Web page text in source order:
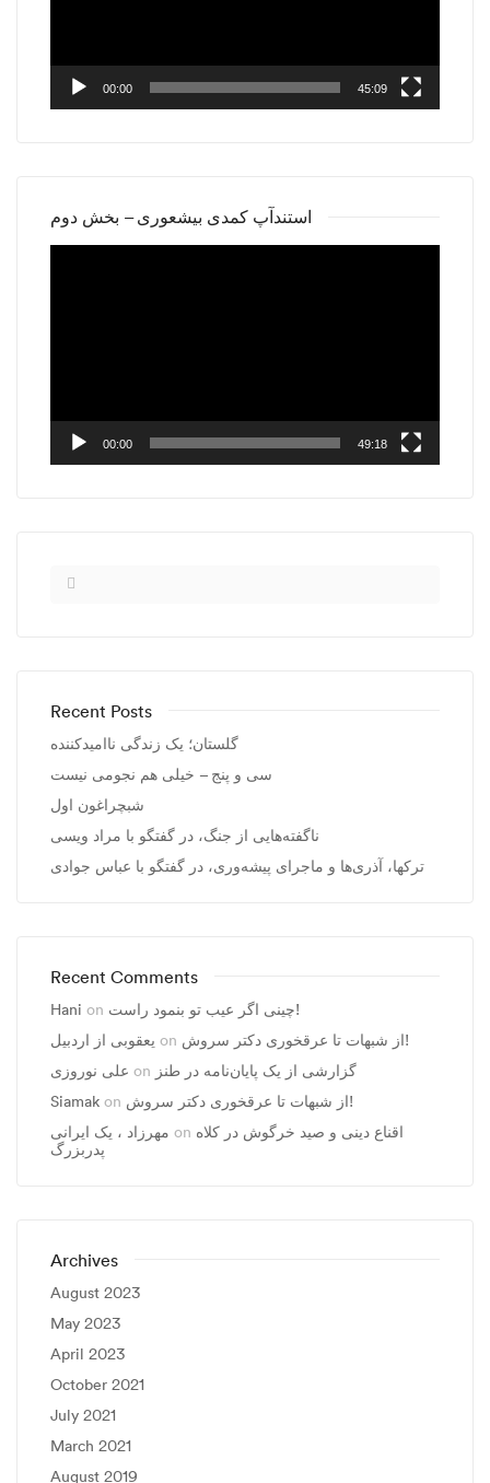
00:00 45:09
استندآپ کمدی بیشعوری – بخش دوم
00:00 49:18
Recent Posts
گلستان؛ یک زندگی ناامیدکننده
سی و پنج – خیلی هم نجومی نیست
شبچراغون اول
ناگفته‌هایی از جنگ، در گفتگو با مراد ویسی
ترکها، آذری‌ها و ماجرای پیشه‌وری، در گفتگو با عباس جوادی
Recent Comments
Hani on
چینی اگر عیب تو بنمود راست!
یعقوبی از اردبیل on
از شبهات تا عرقخوری دکتر سروش!
علی نوروزی on گزارشی از یک پایان‌نامه در طنز
Siamak on
از شبهات تا عرقخوری دکتر سروش!
مهرزاد ، يک ايرانی on اقناع دینی و صید خرگوش در کلاه
پدربزرگ
Archives
August 2023
May 2023
April 2023
October 2021
July 2021
March 2021
August 2019